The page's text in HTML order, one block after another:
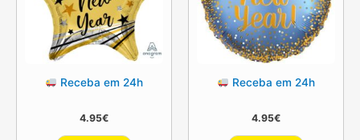
Receba em 24h
4.95€
Receba em 24h
4.95€